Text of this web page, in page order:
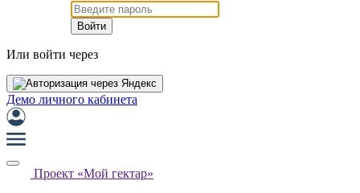
Войти
Или войти через
Демо личного кабинета
Проект «Мой гектар»